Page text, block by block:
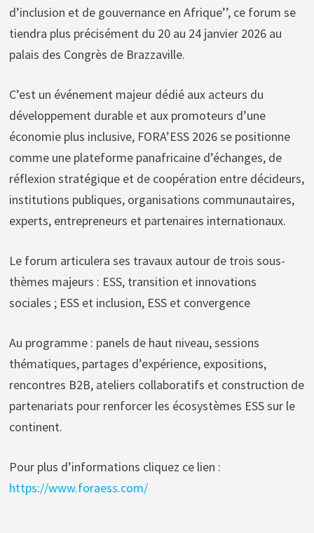
d’inclusion et de gouvernance en Afrique’’, ce forum se
tiendra plus précisément du 20 au 24 janvier 2026 au
palais des Congrès de Brazzaville.
C’est un événement majeur dédié aux acteurs du
développement durable et aux promoteurs d’une
économie plus inclusive, FORA’ESS 2026 se positionne
comme une plateforme panafricaine d’échanges, de
réflexion stratégique et de coopération entre décideurs,
institutions publiques, organisations communautaires,
experts, entrepreneurs et partenaires internationaux.
Le forum articulera ses travaux autour de trois sous-
thèmes majeurs : ESS, transition et innovations
sociales ; ESS et inclusion, ESS et convergence
Au programme : panels de haut niveau, sessions
thématiques, partages d’expérience, expositions,
rencontres B2B, ateliers collaboratifs et construction de
partenariats pour renforcer les écosystèmes ESS sur le
continent.
Pour plus d’informations cliquez ce lien :
https://www.foraess.com/